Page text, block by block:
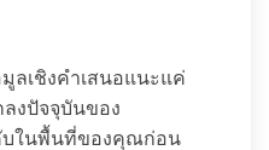
ลเชิงคำเสนอแนะแค่
งปัจจุบันของ
บในพื้นที่ของคุณก่อน